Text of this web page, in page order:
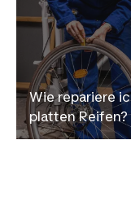
Wie repariere
platten Reifen?